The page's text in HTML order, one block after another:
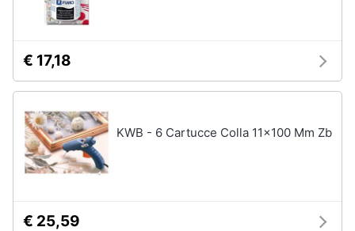
€ 17,18
KWB - 6 Cartucce Colla 11x100 Mm Zb
€ 25,59